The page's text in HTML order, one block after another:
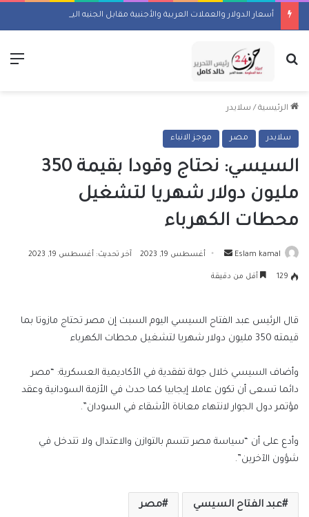
بحث عن
الرئيسية / سلايدر
سلايدر مصر موجز الانباء
السيسي: نحتاج وقودا بقيمة 350
مليون دولار شهريا لتشغيل
محطات الكهرباء
Eslam kamal
أرسل أغسطس 19, 2023 آخر تحديث: أغسطس 19, 2023
129 أقل من دقيقة
قال الرئيس عبد الفتاح السيسي اليوم السبت إن مصر تحتاج مازوتا بما
قيمته 350 مليون دولار شهريا لتشغيل محطات الكهرباء
وأضاف السيسي خلال جولة تفقدية في الأكاديمية العسكرية: “مصر
دائما تسعى أن تكون عاملا إيجابيا كما حدث في الأزمة السودانية وعقد
مؤتمر دول الجوار لانتهاء معاناة الأشقاء في السودان”.
وأدع على أن “سياسة مصر تتسم بالتوازن والاعتدال ولا تتدخل في
شؤون الآخرين”.
عبد الفتاح السيسي مصر